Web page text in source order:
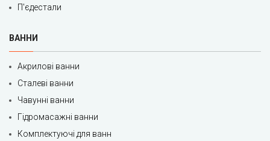
П'єдестали
ВАННИ
Акрилові ванни
Сталеві ванни
Чавунні ванни
Гідромасажні ванни
Комплектуючі для ванн